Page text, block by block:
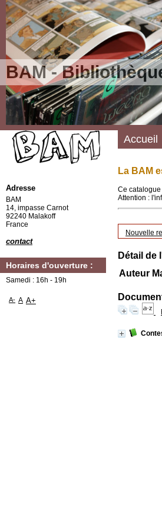
BAM -
La BAM
Ce
Attention :
Nouvelle
Détail de
Auteur
Accueil
Adresse
BAM
14, impasse Carnot
92240 Malakoff
France
contact
Horaires d'ouverture :
Samedi : 16h - 19h
A- A A+